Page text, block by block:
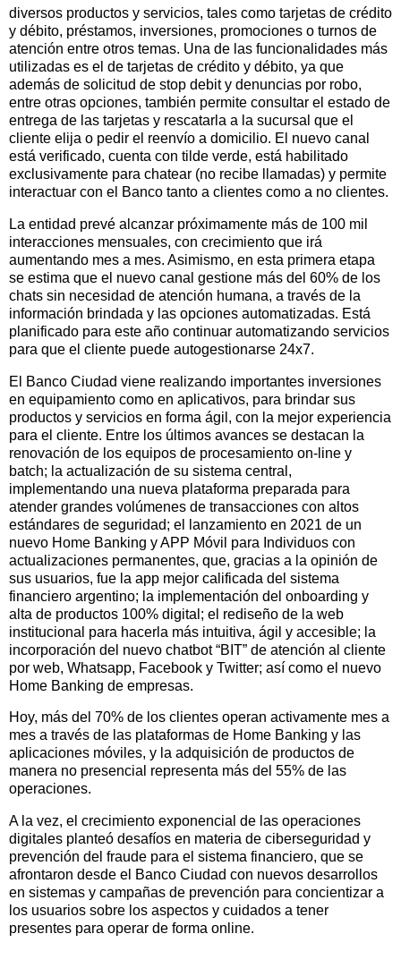
diversos productos y servicios, tales como tarjetas de crédito
y débito, préstamos, inversiones, promociones o turnos de
atención entre otros temas. Una de las funcionalidades más
utilizadas es el de tarjetas de crédito y débito, ya que
además de solicitud de stop debit y denuncias por robo,
entre otras opciones, también permite consultar el estado de
entrega de las tarjetas y rescatarla a la sucursal que el
cliente elija o pedir el reenvío a domicilio. El nuevo canal
está verificado, cuenta con tilde verde, está habilitado
exclusivamente para chatear (no recibe llamadas) y permite
interactuar con el Banco tanto a clientes como a no clientes.
La entidad prevé alcanzar próximamente más de 100 mil
interacciones mensuales, con crecimiento que irá
aumentando mes a mes. Asimismo, en esta primera etapa
se estima que el nuevo canal gestione más del 60% de los
chats sin necesidad de atención humana, a través de la
información brindada y las opciones automatizadas. Está
planificado para este año continuar automatizando servicios
para que el cliente puede autogestionarse 24x7.
El Banco Ciudad viene realizando importantes inversiones
en equipamiento como en aplicativos, para brindar sus
productos y servicios en forma ágil, con la mejor experiencia
para el cliente. Entre los últimos avances se destacan la
renovación de los equipos de procesamiento on-line y
batch; la actualización de su sistema central,
implementando una nueva plataforma preparada para
atender grandes volúmenes de transacciones con altos
estándares de seguridad; el lanzamiento en 2021 de un
nuevo Home Banking y APP Móvil para Individuos con
actualizaciones permanentes, que, gracias a la opinión de
sus usuarios, fue la app mejor calificada del sistema
financiero argentino; la implementación del onboarding y
alta de productos 100% digital; el rediseño de la web
institucional para hacerla más intuitiva, ágil y accesible; la
incorporación del nuevo chatbot “BIT” de atención al cliente
por web, Whatsapp, Facebook y Twitter; así como el nuevo
Home Banking de empresas.
Hoy, más del 70% de los clientes operan activamente mes a
mes a través de las plataformas de Home Banking y las
aplicaciones móviles, y la adquisición de productos de
manera no presencial representa más del 55% de las
operaciones.
A la vez, el crecimiento exponencial de las operaciones
digitales planteó desafíos en materia de ciberseguridad y
prevención del fraude para el sistema financiero, que se
afrontaron desde el Banco Ciudad con nuevos desarrollos
en sistemas y campañas de prevención para concientizar a
los usuarios sobre los aspectos y cuidados a tener
presentes para operar de forma online.